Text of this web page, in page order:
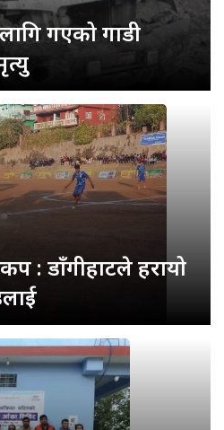
गएको गाडी
: डाँगीहाटले हरायो